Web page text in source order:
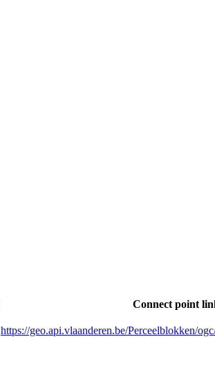
Connect point
https://geo.api.vlaanderen.be/Perceelblokken/